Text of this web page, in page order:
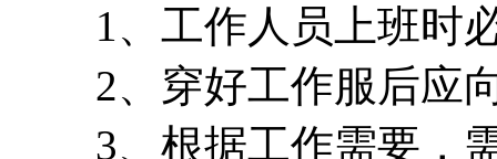
1、工作人员上班时必
2、穿好工作服后应向
3、根据工作需要，需